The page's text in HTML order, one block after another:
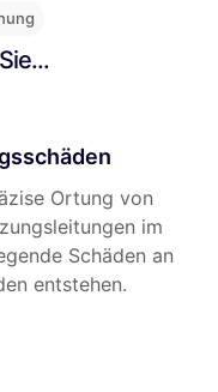
Ortung von
im
Schäden an
entstehen.